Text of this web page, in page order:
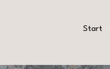
Start